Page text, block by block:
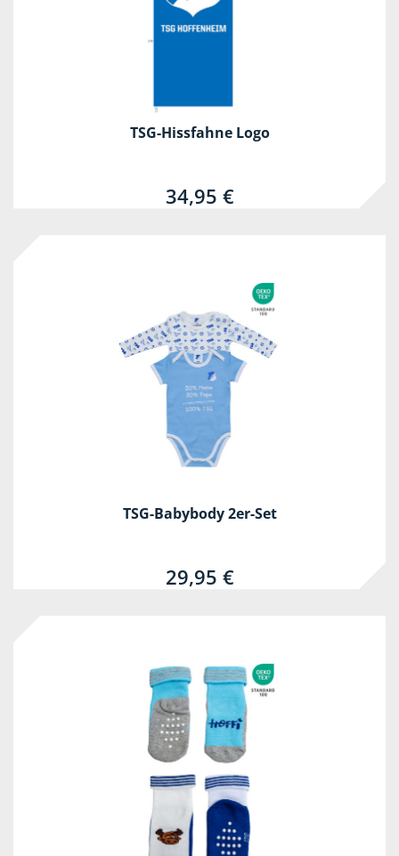
TSG-Hissfahne Logo
34,95 €
TSG-Babybody 2er-Set
29,95 €